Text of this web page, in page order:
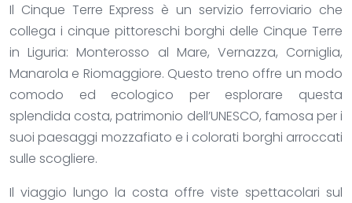
Il Cinque Terre Express è un servizio ferroviario che
collega i cinque pittoreschi borghi delle Cinque Terre
in Liguria: Monterosso al Mare, Vernazza, Corniglia,
Manarola e Riomaggiore. Questo treno offre un modo
comodo ed ecologico per esplorare questa
splendida costa, patrimonio dell’UNESCO, famosa per i
suoi paesaggi mozzafiato e i colorati borghi arroccati
sulle scogliere.
Il viaggio lungo la costa offre viste spettacolari sul